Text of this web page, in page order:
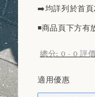
➡️均詳列於首頁
◾️商品頁下方
總分: 0 - 0 評價
適用優惠